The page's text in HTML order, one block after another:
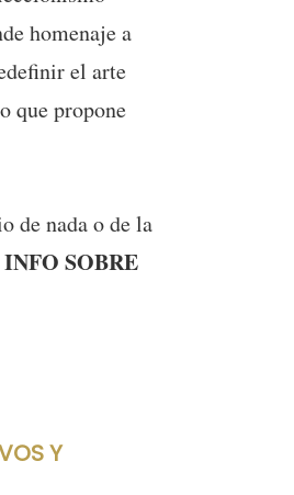
homenaje a
el arte
que propone
de nada o de la
INFO SOBRE
Y